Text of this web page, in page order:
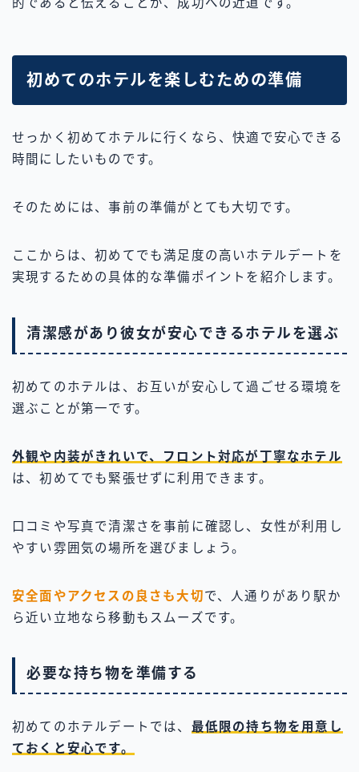
初めてのホテルを楽しむための準備
せっかく初めてホテルに行くなら、快適で安心できる
時間にしたいものです。
そのためには、事前の準備がとても大切です。
ここからは、初めてでも満足度の高いホテルデートを
実現するための具体的な準備ポイントを紹介します。
清潔感があり彼女が安心できるホテルを選ぶ
初めてのホテルは、お互いが安心して過ごせる環境を
選ぶことが第一です。
外観や内装がきれいで、フロント対応が丁寧なホテル
は、初めてでも緊張せずに利用できます。
口コミや写真で清潔さを事前に確認し、女性が利用し
やすい雰囲気の場所を選びましょう。
安全面やアクセスの良さも大切で、人通りがあり駅か
ら近い立地なら移動もスムーズです。
必要な持ち物を準備する
初めてのホテルデートでは、 最低限の持ち物を用意し
ておくと安心です。